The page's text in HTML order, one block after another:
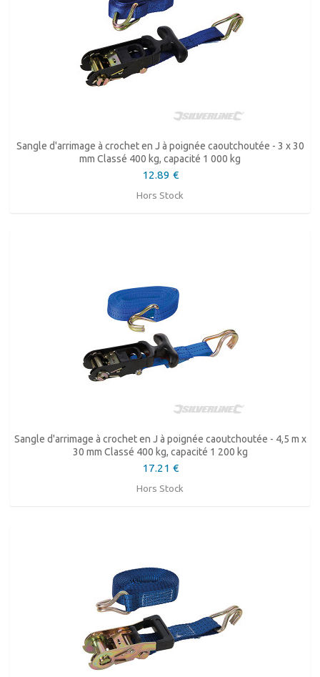
Sangle d'arrimage à crochet en J à poignée caoutchoutée - 3 x 30
mm Classé 400 kg, capacité 1 000 kg
12.89 €
Hors Stock
Sangle d'arrimage à crochet en J à poignée caoutchoutée - 4,5 m x
30 mm Classé 400 kg, capacité 1 200 kg
17.21 €
Hors Stock